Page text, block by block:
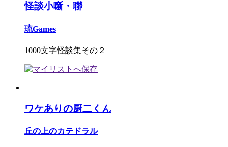
怪談小噺・聯
琉Games
1000文字怪談集その２
ワケありの厨二くん
丘の上のカテドラル